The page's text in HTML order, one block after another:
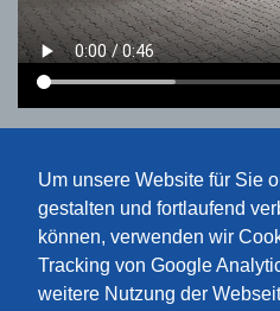
Um unsere Website für Sie
gestalten und fortlaufend
können, verwenden wir
Tracking von Google
weitere Nutzung der